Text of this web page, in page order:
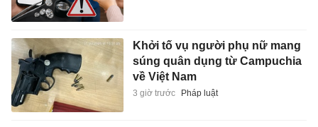
Khởi tố vụ người phụ nữ mang
súng quân dụng từ Campuchia
về Việt Nam
3 giờ trước Pháp luật